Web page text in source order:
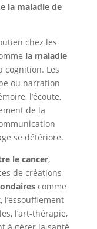
la maladie de
chez les
la maladie
cognition. Les
ou narration
l’écoute,
de la
se détériore.
le cancer,
de créations
comme
l’essoufflement
l’art-thérapie,